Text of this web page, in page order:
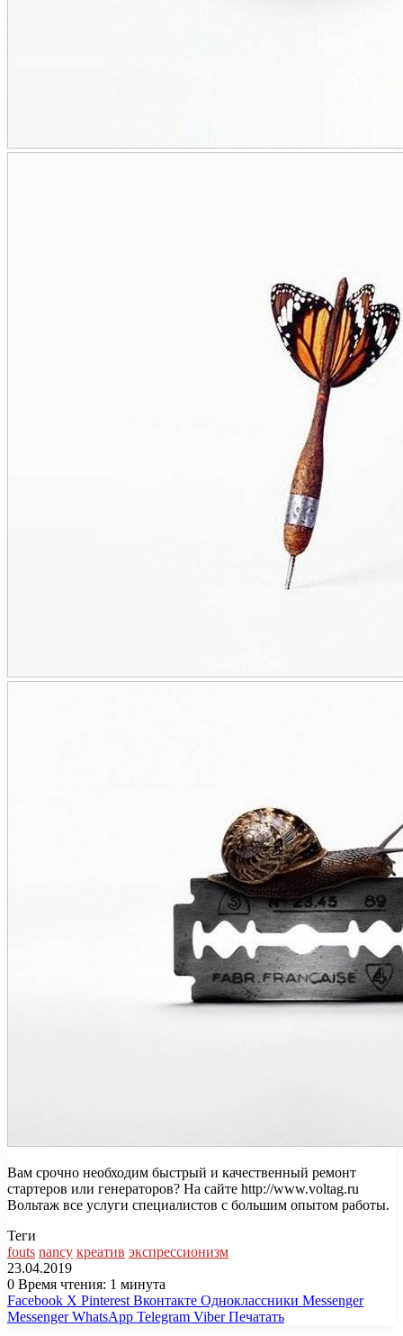
Вам срочно необходим быстрый и качественный ремонт
стартеров или генераторов? На сайте http://www.voltag.ru
Вольтаж все услуги специалистов с большим опытом работы.
Теги
fouts nancy креатив экспрессионизм
23.04.2019
0 Время чтения: 1 минута
Facebook X Pinterest Вконтакте Одноклассники Messenger
Messenger WhatsApp Telegram Viber Печатать